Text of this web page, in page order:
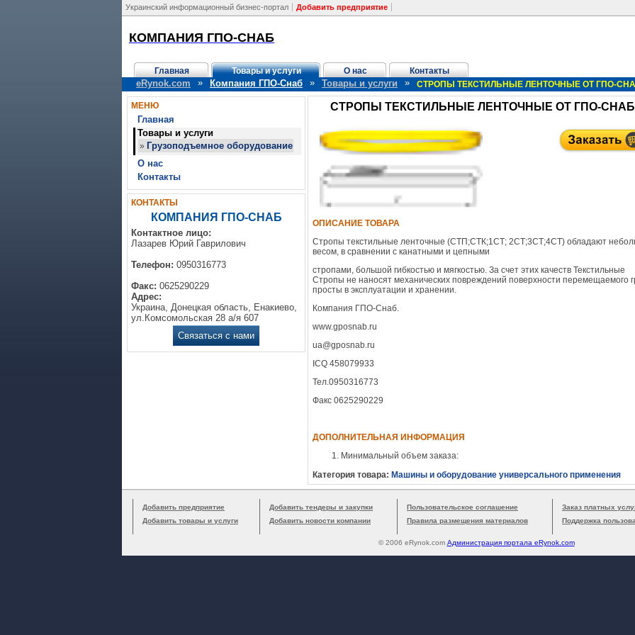
Украинский информационный бизнес-портал Добавить предприятие
КОМПАНИЯ ГПО-СНАБ
Главная Товары и услуги О нас Контакты
eRynok.com » Компания ГПО-Снаб » Товары и услуги » СТРОПЫ ТЕКСТИЛЬНЫЕ ЛЕНТОЧНЫЕ ОТ ГПО-
МЕНЮ
Главная
Товары и услуги
» Грузоподъемное оборудование
О нас
Контакты
КОНТАКТЫ
КОМПАНИЯ ГПО-СНАБ
Контактное лицо:
Лазарев Юрий Гаврилович
Телефон: 0950316773
Факс: 0625290229
Адрес:
Украина, Донецкая область, Енакиево,
ул.Комсомольская 28 а/я 607
Связаться с нами
СТРОПЫ ТЕКСТИЛЬНЫЕ ЛЕНТОЧНЫЕ ОТ ГПО-
ОПИСАНИЕ ТОВАРА
Стропы текстильные ленточные (СТП;СТК;1СТ; 2СТ;3СТ;4СТ) обладают
весом, в сравнении с канатными и цепными
стропами, большой гибкостью и мягкостью. За счет этих качеств Текстильные
Стропы не наносят механических повреждений поверхности перемещаемого
просты в эксплуатации и хранении.
Компания ГПО-Снаб.
www.gposnab.ru
ua@gposnab.ru
ICQ 458079933
Тел.0950316773
Факс 0625290229
ДОПОЛНИТЕЛЬНАЯ ИНФОРМАЦИЯ
Минимальный объем заказа:
Категория товара: Машины и оборудование универсального применения
Добавить предприятие
Добавить товары и услуги
Добавить тендеры и закупки
Добавить новости компании
Пользовательское соглашение
Правила размещения материалов
Заказ платных
Поддержка
© 2006 eRynok.com Администрация портала eRynok.com